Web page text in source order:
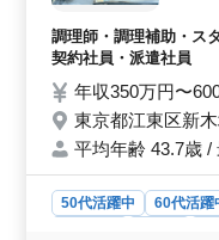
す。これにより、ラ
方が可能です。長期
・盛
房業
歳以
の経
か？
調理師・調理補助・ス
契約社員・派遣社員
年収350万円〜
東京都江東区新
平均年齢 43.7歳 /
50代活躍中 60代活躍